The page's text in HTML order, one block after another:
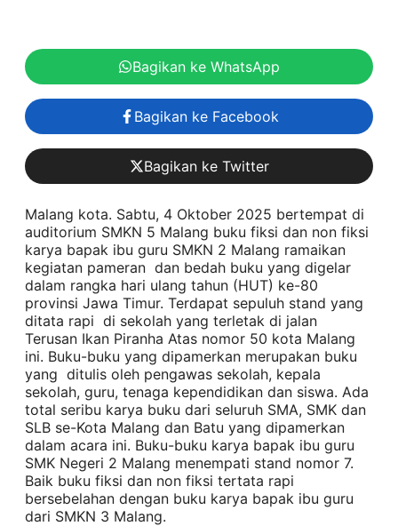
Bagikan ke WhatsApp
Bagikan ke Facebook
Bagikan ke Twitter
Malang kota. Sabtu, 4 Oktober 2025 bertempat di
auditorium SMKN 5 Malang buku fiksi dan non fiksi
karya bapak ibu guru SMKN 2 Malang ramaikan
kegiatan pameran dan bedah buku yang digelar
dalam rangka hari ulang tahun (HUT) ke-80
provinsi Jawa Timur. Terdapat sepuluh stand yang
ditata rapi di sekolah yang terletak di jalan
Terusan Ikan Piranha Atas nomor 50 kota Malang
ini. Buku-buku yang dipamerkan merupakan buku
yang ditulis oleh pengawas sekolah, kepala
sekolah, guru, tenaga kependidikan dan siswa. Ada
total seribu karya buku dari seluruh SMA, SMK dan
SLB se-Kota Malang dan Batu yang dipamerkan
dalam acara ini. Buku-buku karya bapak ibu guru
SMK Negeri 2 Malang menempati stand nomor 7.
Baik buku fiksi dan non fiksi tertata rapi
bersebelahan dengan buku karya bapak ibu guru
dari SMKN 3 Malang.